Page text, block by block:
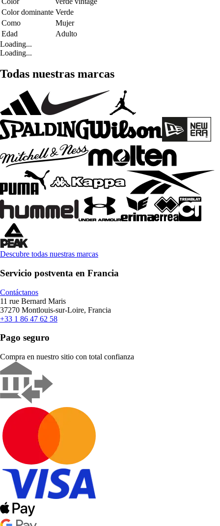
Color dominante Verde
Como
Mujer
Edad
Adulto
Loading...
Loading...
Todas nuestras marcas
Descubre todas nuestras marcas
Servicio postventa en Francia
Contáctanos
11 rue Bernard Maris
37270 Montlouis-sur-Loire, Francia
+33 1 86 47 62 58
Pago seguro
Compra en nuestro sitio con total confianza